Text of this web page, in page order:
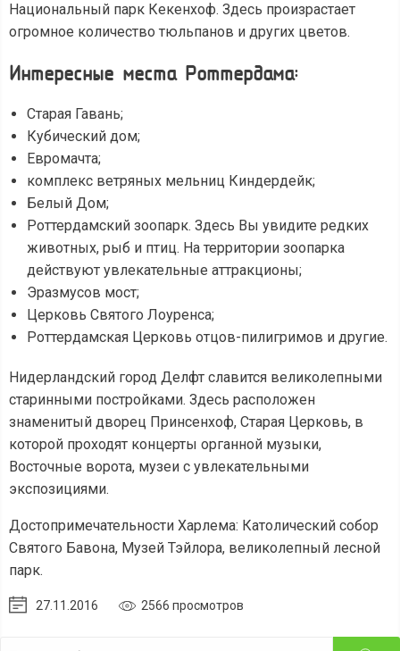
Национальный парк Кекенхоф. Здесь произрастает
огромное количество тюльпанов и других цветов.
Интересные места Роттердама:
Старая Гавань;
Кубический дом;
Евромачта;
комплекс ветряных мельниц Киндердейк;
Белый Дом;
Роттердамский зоопарк. Здесь Вы увидите редких
животных, рыб и птиц. На территории зоопарка
действуют увлекательные аттракционы;
Эразмусов мост;
Церковь Святого Лоуренса;
Роттердамская Церковь отцов-пилигримов и другие.
Нидерландский город Делфт славится великолепными
старинными постройками. Здесь расположен
знаменитый дворец Принсенхоф, Старая Церковь, в
которой проходят концерты органной музыки,
Восточные ворота, музеи с увлекательными
экспозициями.
Достопримечательности Харлема: Католический собор
Святого Бавона, Музей Тэйлора, великолепный лесной
парк.
27.11.2016 2566 просмотров